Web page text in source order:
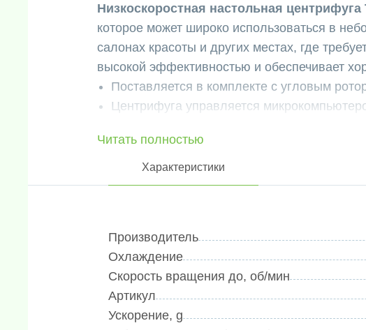
Низкоскоростная настольная центрифуга
которое может широко использоваться в
салонах красоты и других местах, где
высокой эффективностью и обеспечивает
Поставляется в комплекте с угловым
Центрифуга управляется
получать точные результаты без лишнего
Параметры центрифуги могут быть
требуя остановки машины. Это
отображаться в секундах. Это позволяет
работы и получать результаты в нужные
Центрифуга оснащена системой
обнаруживает превышение скорости,
время работы. Она также обнаруживает
Читать полностью
Характеристики
Производитель
Охлаждение
Скорость вращения до, об/мин
Артикул
Ускорение, g